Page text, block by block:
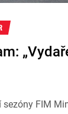
FIM